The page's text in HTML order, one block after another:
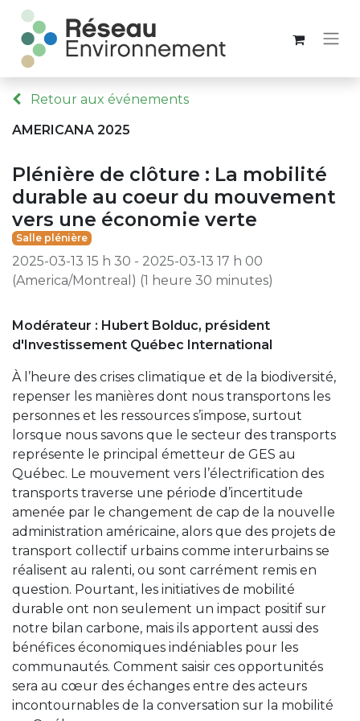
Retour aux événements
AMERICANA 2025
Plénière de clôture : La mobilité
durable au coeur du mouvement
vers une économie verte
Salle plénière
2025-03-13 15 h 30 - 2025-03-13 17 h 00
(America/Montreal ) (1 heure 30 minutes)
Modérateur : Hubert Bolduc, président
d'Investissement Québec International
À l’heure des crises climatique et de la biodiversité,
repenser les manières dont nous transportons les
personnes et les ressources s’impose, surtout
lorsque nous savons que le secteur des transports
représente le principal émetteur de GES au
Québec. Le mouvement vers l’électrification des
transports traverse une période d’incertitude
amenée par le changement de cap de la nouvelle
administration américaine, alors que des projets de
transport collectif urbains comme interurbains se
réalisent au ralenti, ou sont carrément remis en
question. Pourtant, les initiatives de mobilité
durable ont non seulement un impact positif sur
notre bilan carbone, mais ils apportent aussi des
bénéfices économiques indéniables pour les
communautés. Comment saisir ces opportunités
sera au cœur des échanges entre des acteurs
incontournables de la conversation sur la mobilité